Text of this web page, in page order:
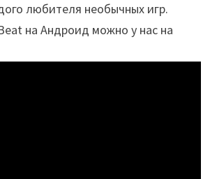
любителя необычных игр.
на Андроид можно у нас на